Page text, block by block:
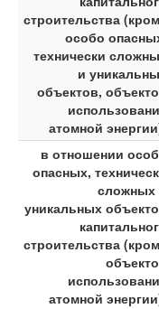
строительства
особо
технически
и
объектов,
атомной
в отношении
опасных,
сложных
уникальных
строительства
атомной